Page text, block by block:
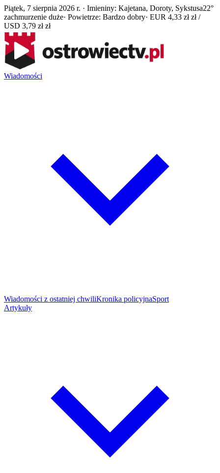
Piątek, 7 sierpnia 2026 r. · Imieniny: Kajetana, Doroty, Sykstusa22°
zachmurzenie duże· Powietrze: Bardzo dobry· EUR 4,33 zł zł /
USD 3,79 zł zł
Wiadomości
Wiadomości z ostatniej chwiliKronika policyjnaSport
Artykuły